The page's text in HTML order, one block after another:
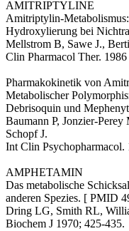
AMITRIPTYLINE
Amitriptylin-
Hydroxylierung bei
Mellstrom B, Sawe J.,
Clin Pharmacol Ther.
Pharmakokinetik von
Metabolischer
Debrisoquin und
Baumann P, Jonzier-
Schopf J.
Int Clin
AMPHETAMIN
Das metabolische
anderen Spezies. [ PMID
Dring LG, Smith RL,
Biochem J 1970; 425-435.